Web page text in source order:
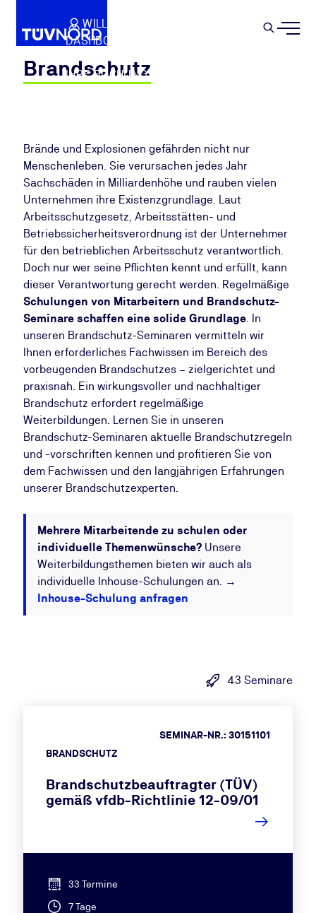
Springe zum Hauptinhalt
WILLKOMMEN
DASHBOARD
IHR PROFIL
IHRE BUCHUNGEN
Brandschutz
Brände und Explosionen gefährden nicht nur
Menschenleben. Sie verursachen jedes Jahr
Sachschäden in Milliardenhöhe und rauben vielen
Unternehmen ihre Existenzgrundlage. Laut
Arbeitsschutzgesetz, Arbeitsstätten- und
Betriebssicherheitsverordnung ist der Unternehmer
für den betrieblichen Arbeitsschutz verantwortlich.
Doch nur wer seine Pflichten kennt und erfüllt, kann
dieser Verantwortung gerecht werden. Regelmäßige
Schulungen von Mitarbeitern und Brandschutz-
Seminare schaffen eine solide Grundlage. In
unseren Brandschutz-Seminaren vermitteln wir
Ihnen erforderliches Fachwissen im Bereich des
vorbeugenden Brandschutzes – zielgerichtet und
praxisnah. Ein wirkungsvoller und nachhaltiger
Brandschutz erfordert regelmäßige
Weiterbildungen. Lernen Sie in unseren
Brandschutz-Seminaren aktuelle Brandschutzregeln
und -vorschriften kennen und profitieren Sie von
dem Fachwissen und den langjährigen Erfahrungen
unserer Brandschutzexperten.
Mehrere Mitarbeitende zu schulen oder
individuelle Themenwünsche?Unsere
Weiterbildungsthemen bieten wir auch als
individuelle Inhouse-Schulungen an. →
Inhouse-Schulung anfragen
43 Seminare
BRANDSCHUTZ
SEMINAR-NR.: 30151101
Brandschutzbeauftragter (TÜV)
gemäß vfdb-Richtlinie 12-09/01
33 Termine
7 Tage